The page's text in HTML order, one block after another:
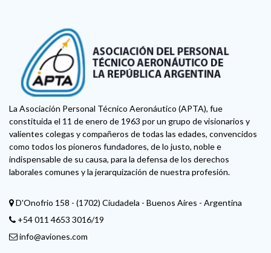
La Asociación Personal Técnico Aeronáutico (APTA), fue
constituida el 11 de enero de 1963 por un grupo de visionarios y
valientes colegas y compañeros de todas las edades, convencidos
como todos los pioneros fundadores, de lo justo, noble e
indispensable de su causa, para la defensa de los derechos
laborales comunes y la jerarquización de nuestra profesión.
D'Onofrio 158 - (1702) Ciudadela - Buenos Aires - Argentina
+54 011 4653 3016/19
info@aviones.com